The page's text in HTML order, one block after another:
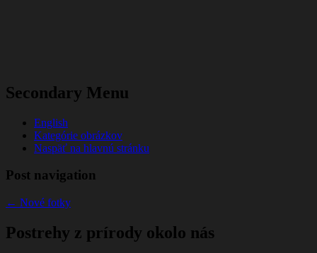
Secondary Menu
English
Kategórie obrázkov
Naspäť na hlavnú stránku
Post navigation
← Nové fotky
Postrehy z prírody okolo nás